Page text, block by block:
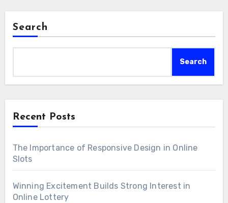
Search
Search
Recent Posts
The Importance of Responsive Design in Online
Slots
Winning Excitement Builds Strong Interest in
Online Lottery